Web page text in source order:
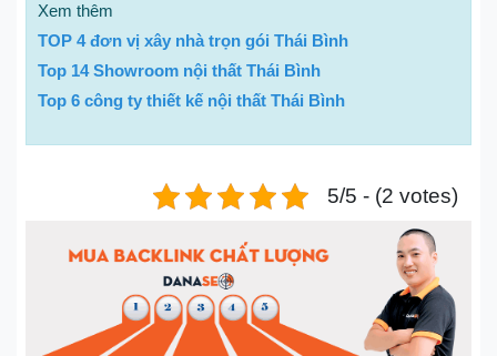
Xem thêm
TOP 4 đơn vị xây nhà trọn gói Thái Bình
Top 14 Showroom nội thất Thái Bình
Top 6 công ty thiết kế nội thất Thái Bình
5/5 - (2 votes)